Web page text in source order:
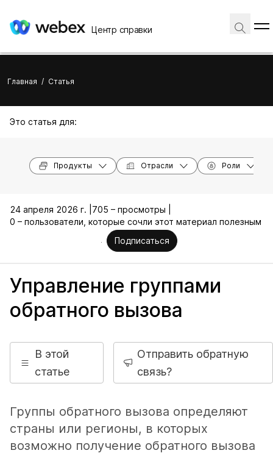
Центр справки
Главная / Статья
Это статья для:
Продукты Отрасли Роли
24 апреля 2026 г. | 705 – просмотры |
0 – пользователи, которые сочли этот материал полезным
Подписаться
Управление группами
обратного вызова
В этой
статье
Отправить обратную
связь?
Группы обратного вызова определяют
страны или регионы, в которых
возможно получение обратного вызова